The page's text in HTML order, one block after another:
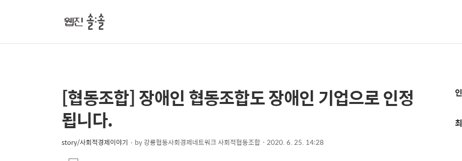
상
세
컨
텐
본
문
제
목
[협동조합] 장애인 협동조합도 장애인 기업으로 인정
됩니다.
story/사회적경제이야기 by강릉협동사회경제네트워크 사회적협동조합 2020. 6. 25. 14:28
추
정